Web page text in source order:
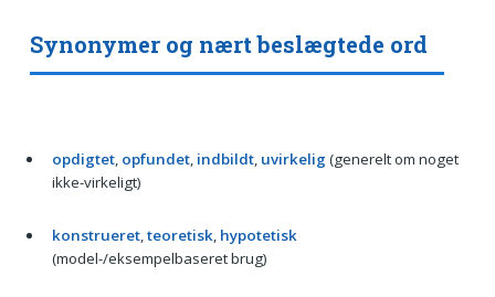
Synonymer og nært beslægtede ord
opdigtet, opfundet, indbildt, uvirkelig (generelt om noget
ikke-virkeligt)
konstrueret,teoretisk, hypotetisk
(model-/eksempelbaseret brug)